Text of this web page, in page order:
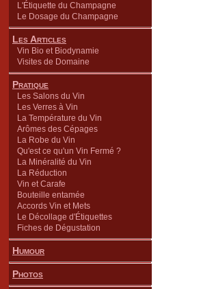
L'Étiquette du Champagne
Le Dosage du Champagne
Les Articles
Vin Bio et Biodynamie
Visites de Domaine
Pratique
Les Salons du Vin
Les Verres à Vin
La Température du Vin
Arômes des Cépages
La Robe du Vin
Qu'est ce qu'un Vin Fermé ?
La Minéralité du Vin
La Réduction
Vin et Carafe
Bouteille entamée
Accords Vin et Mets
Le Décollage d'Étiquettes
Fiches de Dégustation
Humour
Photos